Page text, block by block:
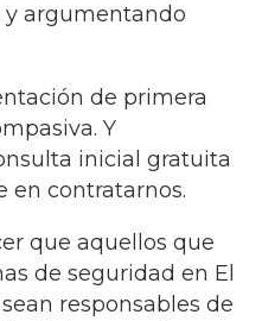
y argumentando
de primera
Y
inicial gratuita
en contratarnos.
que aquellos que
de seguridad en El
responsables de